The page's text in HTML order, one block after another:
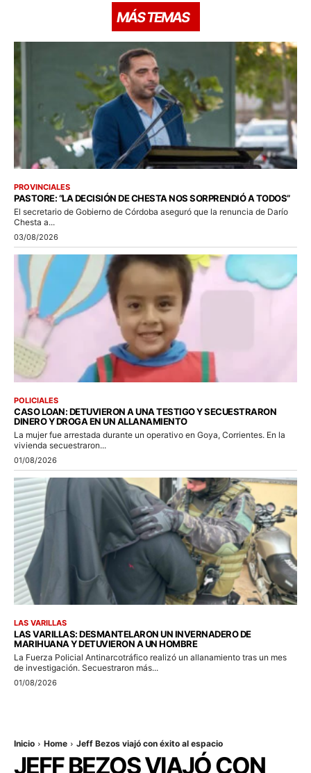
MÁS TEMAS
PROVINCIALES
PASTORE: “LA DECISIÓN DE CHESTA NOS SORPRENDIÓ A TODOS”
El secretario de Gobierno de Córdoba aseguró que la renuncia de Darío
Chesta a...
03/08/2026
POLICIALES
CASO LOAN: DETUVIERON A UNA TESTIGO Y SECUESTRARON
DINERO Y DROGA EN UN ALLANAMIENTO
La mujer fue arrestada durante un operativo en Goya, Corrientes. En la
vivienda secuestraron...
01/08/2026
LAS VARILLAS
LAS VARILLAS: DESMANTELARON UN INVERNADERO DE
MARIHUANA Y DETUVIERON A UN HOMBRE
La Fuerza Policial Antinarcotráfico realizó un allanamiento tras un mes
de investigación. Secuestraron más...
01/08/2026